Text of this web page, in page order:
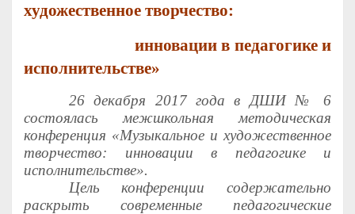
художественное творчество:
инновации в педагогике и
исполнительстве»
26 декабря 2017 года в ДШИ № 6
состоялась межшкольная методическая
конференция «Музыкальное и художественное
творчество: инновации в педагогике и
исполнительстве».
Цель конференции содержательно
раскрыть современные педагогические